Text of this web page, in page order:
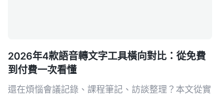
2026年4款語音轉文字工具橫向對比：從免費
到付費一次看懂
還在煩惱會議記錄、課程筆記、訪談整理？本文從實